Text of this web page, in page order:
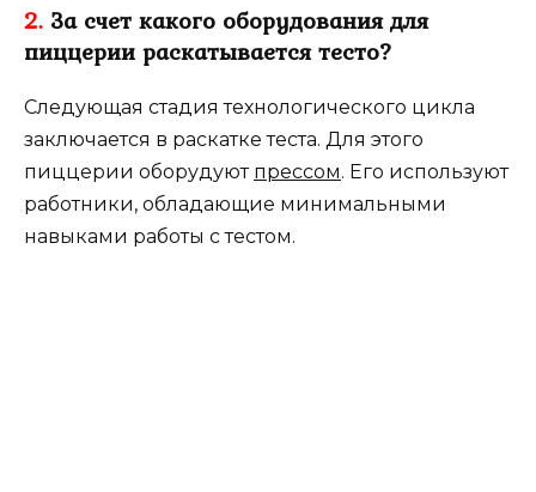
2. За счет какого оборудования для
пиццерии раскатывается тесто?
Следующая стадия технологического цикла
заключается в раскатке теста. Для этого
пиццерии оборудуют прессом. Его используют
работники, обладающие минимальными
навыками работы с тестом.